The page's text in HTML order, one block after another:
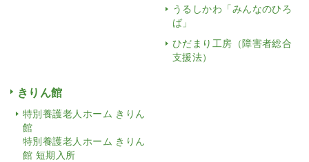
うるしかわ「みんなのひろ
ば」
ひだまり工房（障害者総合
支援法）
きりん館
特別養護老人ホーム きりん
館
特別養護老人ホーム きりん
館 短期入所